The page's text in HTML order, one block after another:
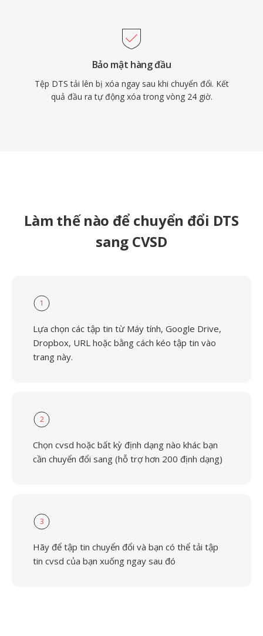
Bảo mật hàng đầu
Tệp DTS tải lên bị xóa ngay sau khi chuyển đổi. Kết
quả đầu ra tự động xóa trong vòng 24 giờ.
Làm thế nào để chuyển đổi DTS
sang CVSD
1
Lựa chọn các tập tin từ Máy tính, Google Drive,
Dropbox, URL hoặc bằng cách kéo tập tin vào
trang này.
2
Chọn cvsd hoặc bất kỳ định dạng nào khác bạn
cần chuyển đổi sang (hỗ trợ hơn 200 định dạng)
3
Hãy để tập tin chuyển đổi và bạn có thể tải tập
tin cvsd của bạn xuống ngay sau đó